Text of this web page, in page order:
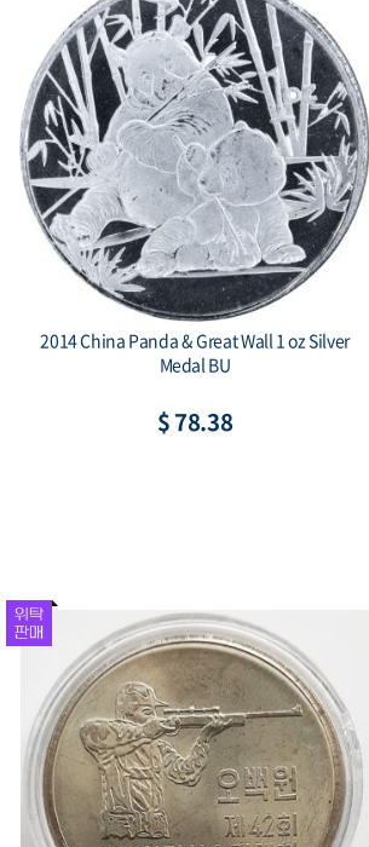
2014 China Panda & Great Wall 1 oz Silver
Medal BU
$ 78.38